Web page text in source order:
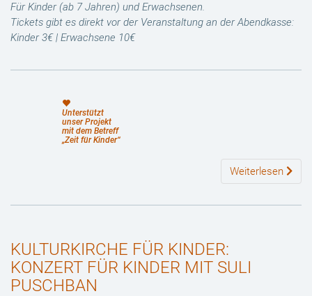
Für Kinder (ab 7 Jahren) und Erwachsenen.
Tickets gibt es direkt vor der Veranstaltung an der Abendkasse:
Kinder 3€ | Erwachsene 10€
Unterstützt
unser Projekt
mit dem Betreff
„Zeit für Kinder“
Weiterlesen
KULTURKIRCHE FÜR KINDER:
KONZERT FÜR KINDER MIT SULI
PUSCHBAN